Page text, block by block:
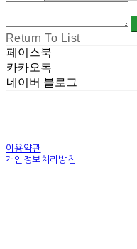
Return To List
페이스북
카카오톡
네이버 블로그
이용약관
개인정보처리방침